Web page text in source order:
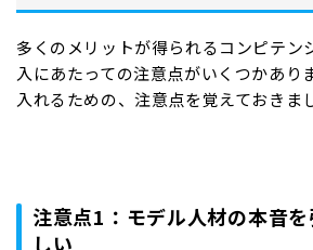
多くのメリットが得られるコンピテン
入にあたっての注意点がいくつかあり
入れるための、注意点を覚えておきま
注意点1：モデル人材の本音
しい